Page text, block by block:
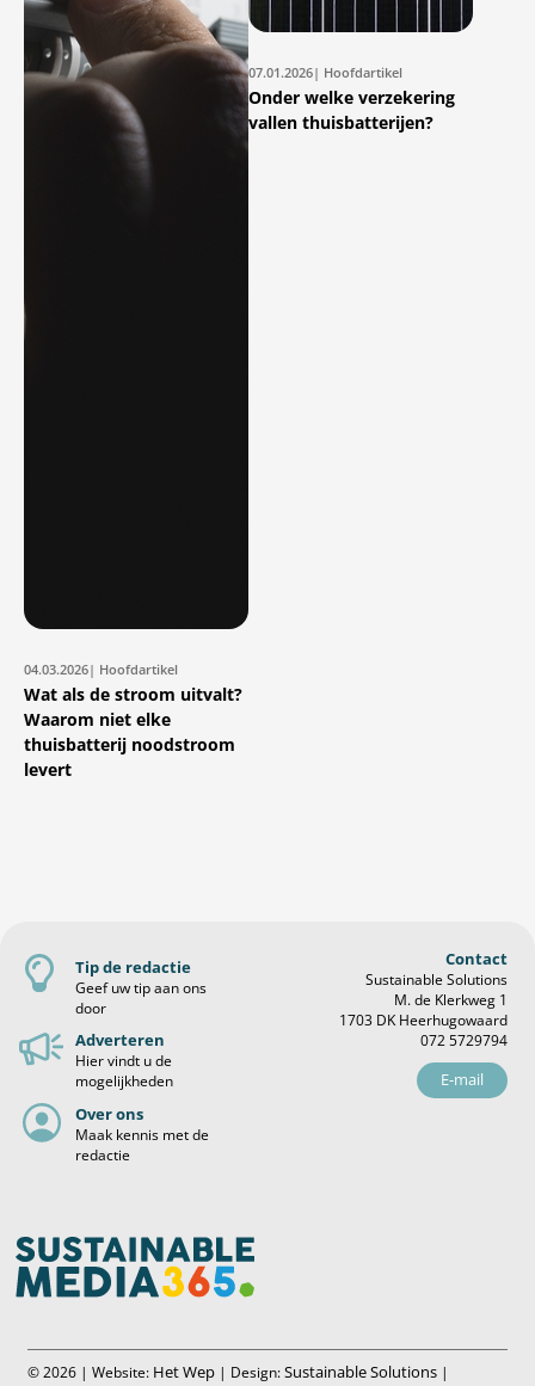
04.03.2026| Hoofdartikel
Wat als de stroom uitvalt?
Waarom niet elke
thuisbatterij noodstroom
levert
07.01.2026| Hoofdartikel
Onder welke verzekering
vallen thuisbatterijen?
Tip de redactie
Geef uw tip aan ons
door
Adverteren
Hier vindt u de
mogelijkheden
Over ons
Maak kennis met de
redactie
Contact
Sustainable Solutions
M. de Klerkweg 1
1703 DK Heerhugowaard
072 5729794
E-mail
© 2026 | Website: Het Wep | Design:Sustainable Solutions |